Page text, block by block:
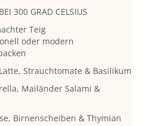
300 GRAD CELSIUS
Teig
oder modern
Strauchtomate & Basilikum
Mailänder Salami &
Birnenscheiben & Thymian